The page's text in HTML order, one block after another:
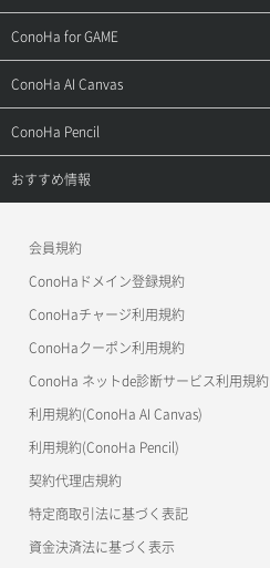
用語集
お問い合わせ
お乗り換えガイド
よくある質問
ご利用ガイド
APIドキュメントVPS2.0
APIドキュメントVPS3.0
サポートトップ
ご利用ガイド
APIドキュメントVPS2.0
APIドキュメントVPS3.0
ConoHa for GAME
サポートトップ
ご利用ガイド
ConoHa AI Canvas
サポートトップ
ご利用ガイド
ConoHa Pencil
サポートトップ
おすすめ情報
美雲このは徹底ガイド
会員規約
ConoHaドメイン登録規約
ConoHaチャージ利用規約
ConoHaクーポン利用規約
ConoHa ネットde診断サービス利用規約
利用規約(ConoHa AI Canvas)
利用規約(ConoHa Pencil)
契約代理店規約
特定商取引法に基づく表記
資金決済法に基づく表示